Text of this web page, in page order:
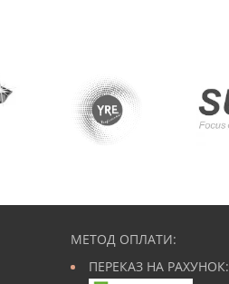
МЕТОД ОПЛАТИ:
ПЕРЕКАЗ НА РАХУНОК: